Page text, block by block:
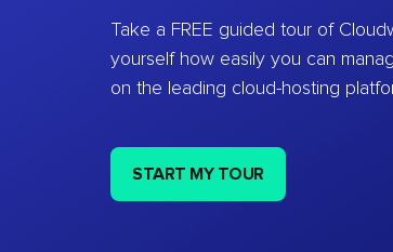
Take a FREE guided tour of
yourself how easily you can
on the leading cloud-hosting
START MY TOUR